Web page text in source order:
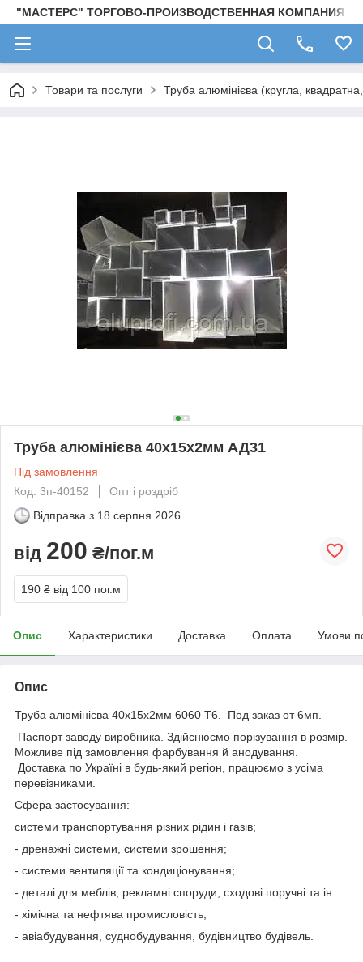
"МАСТЕРС" ТОРГОВО-ПРОИЗВОДСТВЕННАЯ КОМПАНИЯ
Товари та послуги Труба алюмінієва (кругла,
Труба алюмінієва 40х15х2мм АД31
Під замовлення
Код: 3п-40152
Опт і роздріб
Відправка з 18 серпня 2026
від 200 ₴/пог.м
190 ₴ від 100 пог.м
Опис Характеристики Доставка Оплата Умови
Опис
Труба алюмінієва 40х15х2мм 6060 Т6. Под заказ от 6мп.
Паспорт заводу виробника. Здійснюємо порізування в розмір.
Можливе під замовлення фарбування й анодування.
Доставка по Україні в будь-який регіон, працюємо з усіма
перевізниками.
Сфера застосування:
системи транспортування різних рідин і газів;
- дренажні системи, системи зрошення;
- системи вентиляції та кондиціонування;
- деталі для меблів, рекламні споруди, сходові поручні та ін.
- хімічна та нефтява промисловість;
- авіабудування, суднобудування, будівництво будівель.